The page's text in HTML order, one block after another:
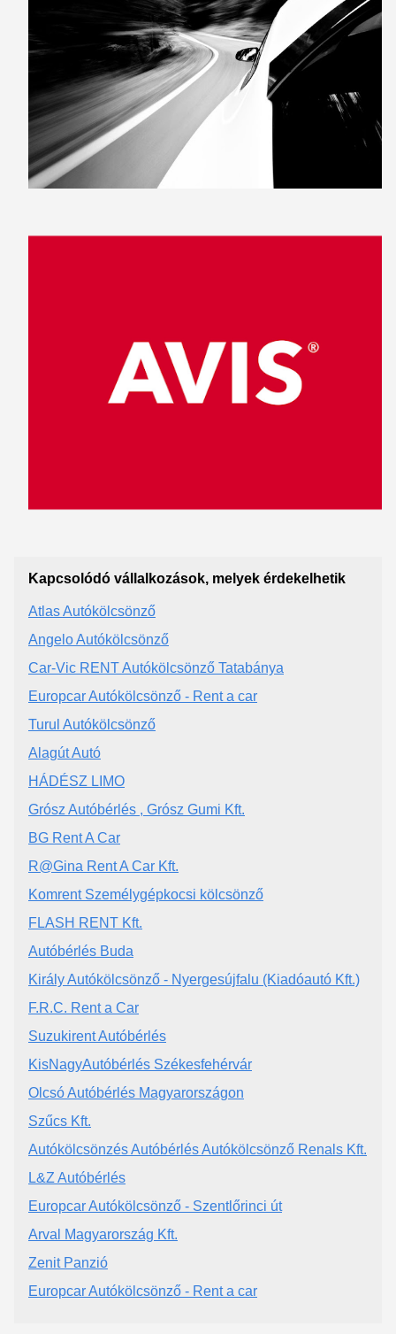
Kapcsolódó vállalkozások, melyek érdekelhetik
Atlas Autókölcsönző
Angelo Autókölcsönző
Car-Vic RENT Autókölcsönző Tatabánya
Europcar Autókölcsönző - Rent a car
Turul Autókölcsönző
Alagút Autó
HÁDÉSZ LIMO
Grósz Autóbérlés , Grósz Gumi Kft.
BG Rent A Car
R@Gina Rent A Car Kft.
Komrent Személygépkocsi kölcsönző
FLASH RENT Kft.
Autóbérlés Buda
Király Autókölcsönző - Nyergesújfalu (Kiadóautó Kft.)
F.R.C. Rent a Car
Suzukirent Autóbérlés
KisNagyAutóbérlés Székesfehérvár
Olcsó Autóbérlés Magyarországon
Szűcs Kft.
Autókölcsönzés Autóbérlés Autókölcsönző Renals Kft.
L&Z Autóbérlés
Europcar Autókölcsönző - Szentlőrinci út
Arval Magyarország Kft.
Zenit Panzió
Europcar Autókölcsönző - Rent a car